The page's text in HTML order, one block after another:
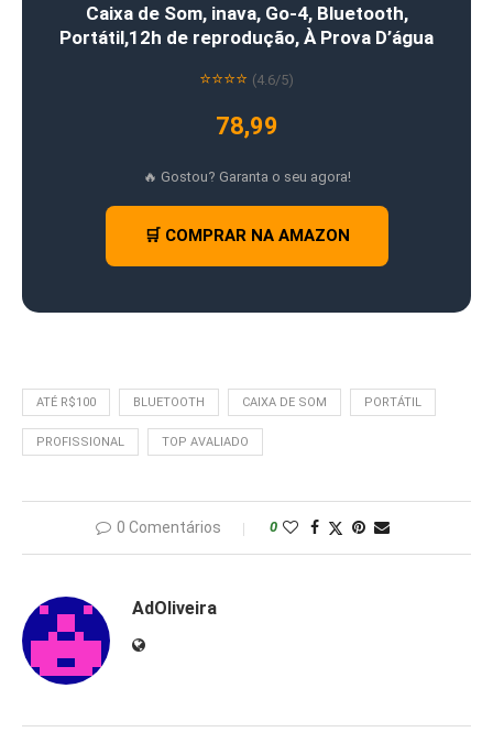
Caixa de Som, inava, Go-4, Bluetooth,
Portátil,12h de reprodução, À Prova D’água
⭐⭐⭐⭐ (4.6/5)
78,99
🔥 Gostou? Garanta o seu agora!
🛒 COMPRAR NA AMAZON
ATÉ R$100 BLUETOOTH CAIXA DE SOM PORTÁTIL
PROFISSIONAL TOP AVALIADO
0 Comentários 0
AdOliveira